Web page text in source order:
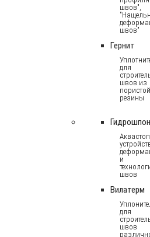
швов",
швов"
Гернит
для
швов из
пористой
резины
и
швов
Вилатерм
для
швов